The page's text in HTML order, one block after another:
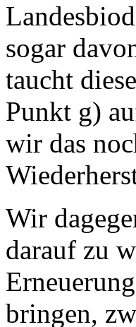
sogar
taucht
Punkt g)
wir das
Wir
darauf zu
bringen,